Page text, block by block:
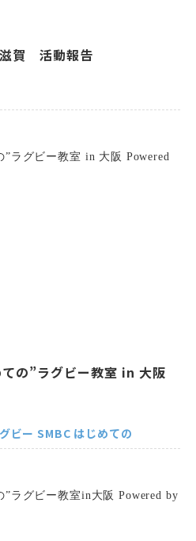
賀 活動報告
の”ラグビー教室 in 大阪
ビー SMBC はじめての